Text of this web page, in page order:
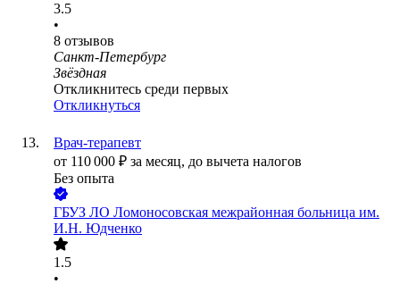
3.5
•
8 отзывов
Санкт-Петербург
Звёздная
Откликнитесь среди первых
Откликнуться
Врач-терапевт
от 110 000 ₽ за месяц, до вычета налогов
Без опыта
ГБУЗ ЛО Ломоносовская межрайонная больница им.
И.Н. Юдченко
1.5
•